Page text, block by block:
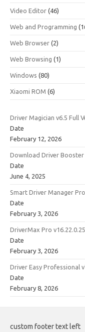
Video Editor (46)
Web and Programming
Web Browser (2)
Web Browsing (1)
Windows (80)
Xiaomi ROM (6)
Driver Magician v6.5 Full
Date
February 12, 2026
Download Driver Booster
Date
June 4, 2025
Smart Driver Manager
Date
February 3, 2026
DriverMax Pro
Date
February 3, 2026
Driver Easy Professional
Date
February 8, 2026
custom footer text left